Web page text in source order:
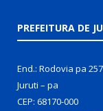
PREFEITURA DE
End.: Rodovia pa
Juruti – pa
CEP: 68170-000